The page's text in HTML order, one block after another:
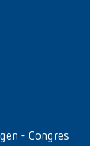
- Congres